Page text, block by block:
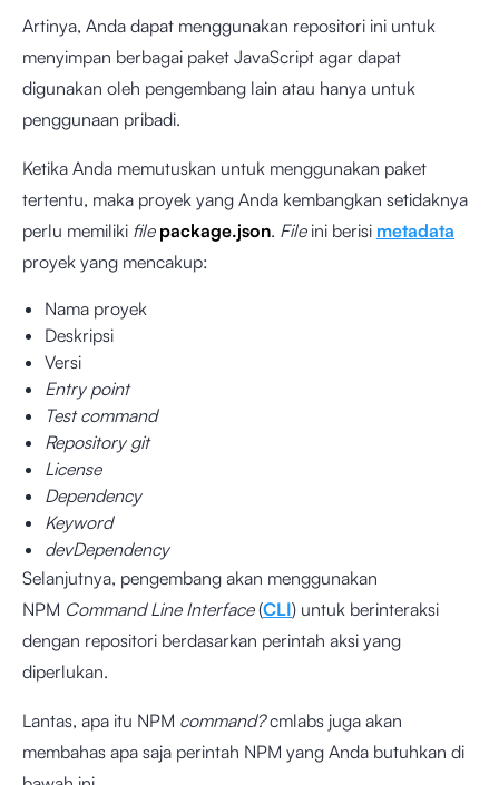
Artinya, Anda dapat menggunakan repositori ini untuk
menyimpan berbagai paket JavaScript agar dapat
digunakan oleh pengembang lain atau hanya untuk
penggunaan pribadi.
Ketika Anda memutuskan untuk menggunakan paket
tertentu, maka proyek yang Anda kembangkan setidaknya
perlu memiliki file package.json. File ini berisi metadata
proyek yang mencakup:
Nama proyek
Deskripsi
Versi
Entry point
Test command
Repository git
License
Dependency
Keyword
devDependency
Selanjutnya, pengembang akan menggunakan
NPM Command Line Interface(CLI) untuk berinteraksi
dengan repositori berdasarkan perintah aksi yang
diperlukan.
Lantas, apa itu NPM command?cmlabs juga akan
membahas apa saja perintah NPM yang Anda butuhkan di